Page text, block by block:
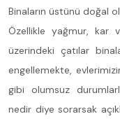
Binaların üstünü doğal
Özellikle yağmur, kar
üzerindeki çatılar
engellemekte,
gibi olumsuz
nedir diye sorarsak